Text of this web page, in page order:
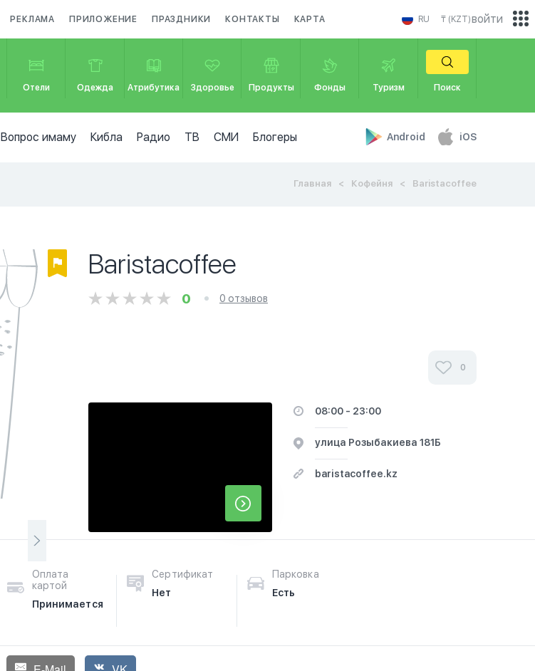
РЕКЛАМА ПРИЛОЖЕНИЕ ПРАЗДНИКИ КОНТАКТЫ КАРТА RU ₸ (KZT)
Отели Одежда Атрибутика Здоровье Продукты Фонды Туризм Поиск
Вопрос имаму Кибла Радио ТВ СМИ Блогеры Android iOS
войти
Главная Кофейня Baristacoffee
Baristacoffee
0 0 отзывов
0
08:00 - 23:00
улица Розыбакиева 181Б
baristacoffee.kz
Оплата
картой
Принимается
Сертификат
Нет
Парковка
Есть